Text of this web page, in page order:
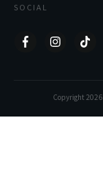
SOCIAL
Copyright2026